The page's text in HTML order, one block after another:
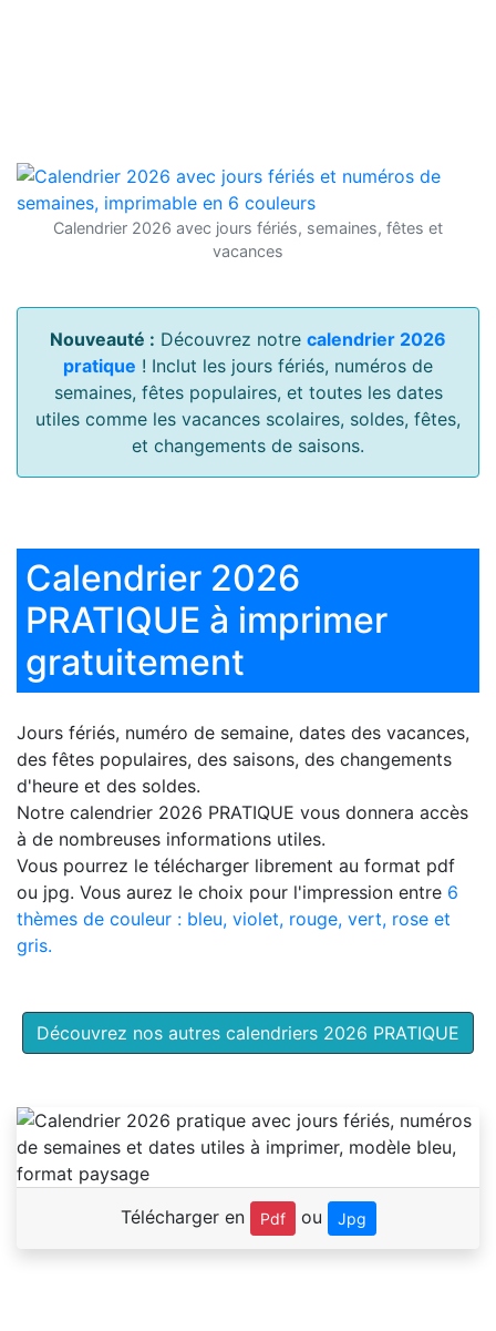
Calendrier 2026 avec jours fériés, semaines, fêtes et
vacances
Nouveauté : Découvrez notre calendrier 2026
pratique ! Inclut les jours fériés, numéros de
semaines, fêtes populaires, et toutes les dates
utiles comme les vacances scolaires, soldes, fêtes,
et changements de saisons.
Calendrier 2026
PRATIQUE à imprimer
gratuitement
Jours fériés, numéro de semaine, dates des vacances,
des fêtes populaires, des saisons, des changements
d'heure et des soldes.
Notre calendrier 2026 PRATIQUE vous donnera accès
à de nombreuses informations utiles.
Vous pourrez le télécharger librement au format pdf
ou jpg. Vous aurez le choix pour l'impression entre 6
thèmes de couleur : bleu, violet, rouge, vert, rose et
gris.
Découvrez nos autres calendriers 2026 PRATIQUE
Télécharger en Pdf ou Jpg